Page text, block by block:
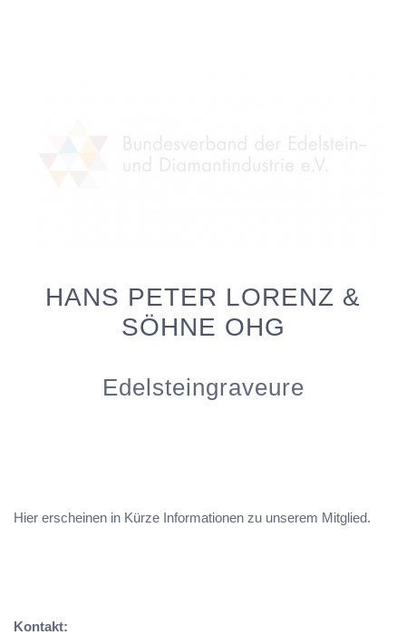
HANS PETER LORENZ &
SÖHNE OHG
Edelsteingraveure
Hier erscheinen in Kürze Informationen zu unserem Mitglied.
Kontakt: